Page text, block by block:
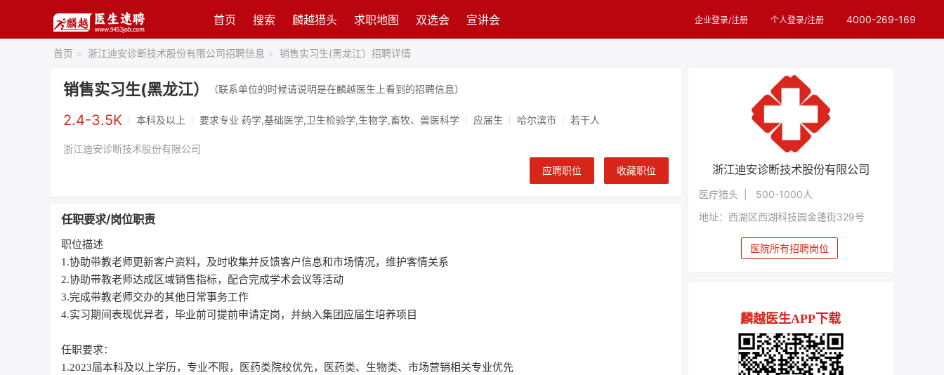
首页 搜索 麟越猎头 求职地图 双选会 宣讲会 企业登录/注册 个人登录/注册 4000-269-169
首页 > 浙江迪安诊断技术股份有限公司招聘信息 > 销售实习生(黑龙江）招聘详情
销售实习生(黑龙江） （联系单位的时候请说明是在麟越医生上看到的招聘信息）
2.4-3.5K 本科及以上 要求专业 药学,基础医学,卫生检验学,生物学,畜牧、兽医科学 应届生 哈尔滨市 若干人
浙江迪安诊断技术股份有限公司
应聘职位
收藏职位
任职要求/岗位职责
职位描述
1.协助带教老师更新客户资料，及时收集并反馈客户信息和市场情况，维护客情关系
2.协助带教老师达成区域销售指标，配合完成学术会议等活动
3.完成带教老师交办的其他日常事务工作
4.实习期间表现优异者，毕业前可提前申请定岗，并纳入集团应届生培养项目
任职要求：
1.2023届本科及以上学历，专业不限，医药类院校优先，医药类、生物类、市场营销相关专业优先
浙江迪安诊断技术股份有限公司
医疗猎头 | 500-1000人
地址：西湖区西湖科技园金蓬街329号
医院所有招聘岗位
麟越医生APP下载